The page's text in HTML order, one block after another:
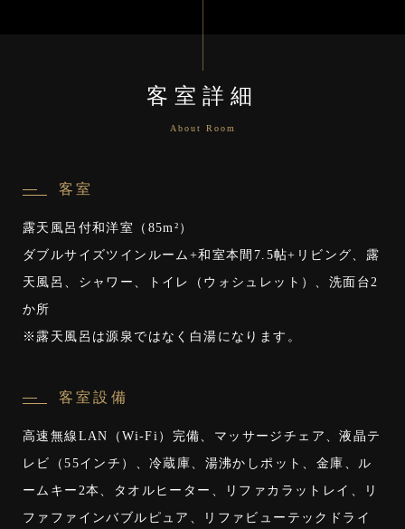
客室詳細
About Room
客室
露天風呂付和洋室（85m²）
ダブルサイズツインルーム+和室本間7.5帖+リビング、露
天風呂、シャワー、トイレ（ウォシュレット）、洗面台2
か所
※露天風呂は源泉ではなく白湯になります。
客室設備
高速無線LAN（Wi-Fi）完備、マッサージチェア、液晶テ
レビ（55インチ）、冷蔵庫、湯沸かしポット、金庫、ル
ームキー2本、タオルヒーター、リファカラットレイ、リ
ファファインバブルピュア、リファビューテックドライ